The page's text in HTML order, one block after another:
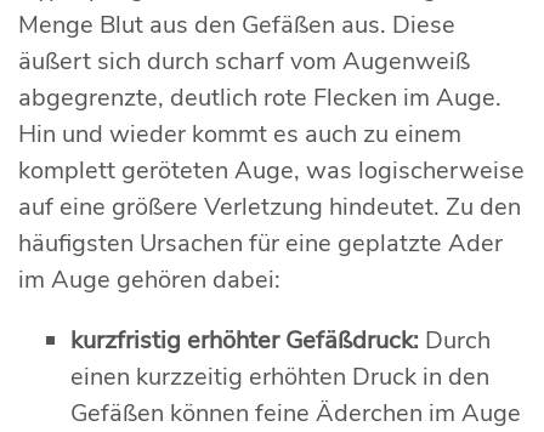
Menge Blut aus den Gefäßen aus. Diese
äußert sich durch scharf vom Augenweiß
abgegrenzte, deutlich rote Flecken im Auge.
Hin und wieder kommt es auch zu einem
komplett geröteten Auge, was logischerweise
auf eine größere Verletzung hindeutet. Zu den
häufigsten Ursachen für eine geplatzte Ader
im Auge gehören dabei:
kurzfristig erhöhter Gefäßdruck: Durch
einen kurzzeitig erhöhten Druck in den
Gefäßen können feine Äderchen im Auge